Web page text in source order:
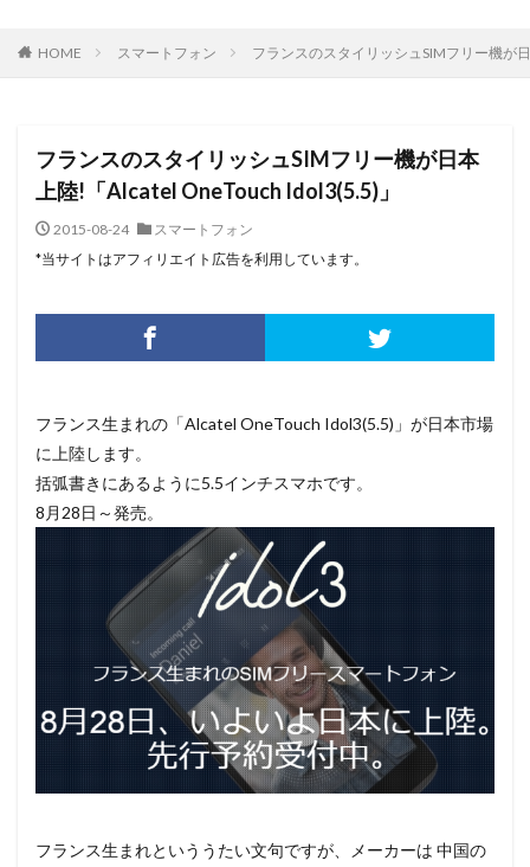
HOME スマートフォン フランスのスタイリッシュSIMフリー機が
フランスのスタイリッシュSIMフリー機が日本
上陸!「Alcatel OneTouch Idol3(5.5)」
2015-08-24
スマートフォン
*当サイトはアフィリエイト広告を利用しています。
フランス生まれの「Alcatel OneTouch Idol3(5.5)」が日本市場
に上陸します。
括弧書きにあるように5.5インチスマホです。
8月28日～発売。
フランス生まれといううたい文句ですが、メーカーは 中国の